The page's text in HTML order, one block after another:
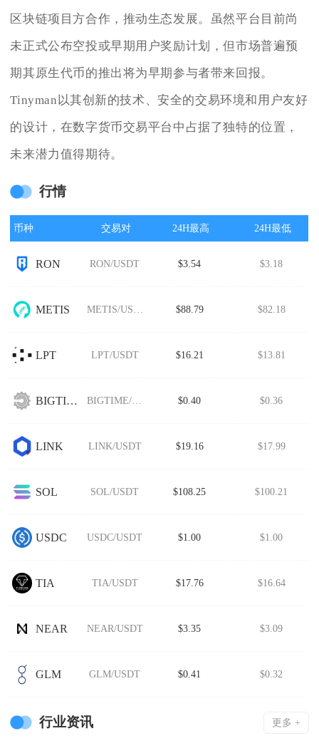
区块链项目方合作，推动生态发展。虽然平台目前尚
未正式公布空投或早期用户奖励计划，但市场普遍预
期其原生代币的推出将为早期参与者带来回报。
Tinyman以其创新的技术、安全的交易环境和用户友好
的设计，在数字货币交易平台中占据了独特的位置，
未来潜力值得期待。
行情
币种 交易对 24H最高 24H最低
RON RON/USDT $3.54 $3.18
METIS METIS/USDT $88.79 $82.18
LPT LPT/USDT $16.21 $13.81
BIGTIME BIGTIME/USDT $0.40 $0.36
LINK LINK/USDT $19.16 $17.99
SOL SOL/USDT $108.25 $100.21
USDC USDC/USDT $1.00 $1.00
TIA TIA/USDT $17.76 $16.64
NEAR NEAR/USDT $3.35 $3.09
GLM GLM/USDT $0.41 $0.32
行业资讯 更多 +